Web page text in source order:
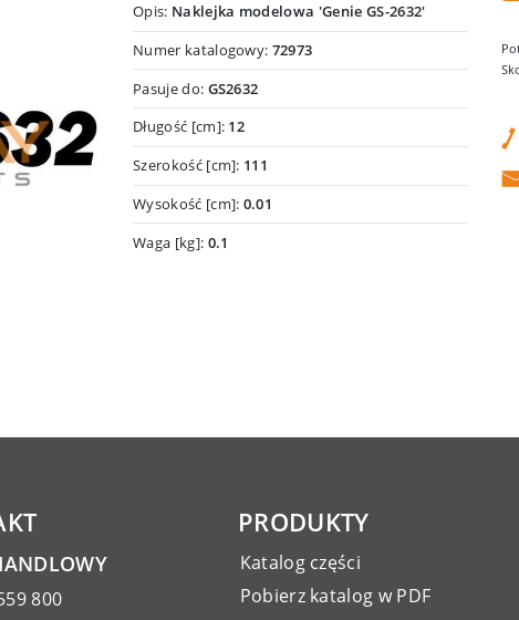
Opis: Naklejka modelowa 'Genie GS-2632'
Numer katalogowy: 72973
Pasuje do: GS2632
Długość [cm]: 12
Szerokość [cm]: 111
Wysokość [cm]: 0.01
Waga [kg]: 0.1
800
PRODUKTY
Katalog części
Pobierz katalog w PDF